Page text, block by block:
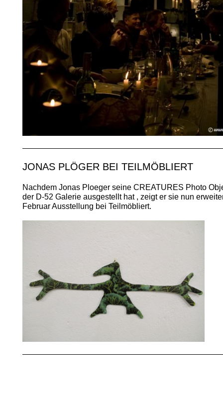
JONAS PLÖGER BEI TEILMÖBLIERT
Nachdem Jonas Ploeger seine CREATURES Photo
der D-52 Galerie ausgestellt hat , zeigt er sie nun
Februar Ausstellung bei Teilmöbliert.